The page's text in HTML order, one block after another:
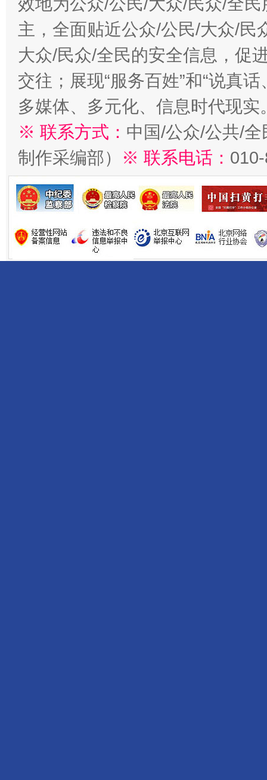
主，全面贴近公众/公民/大众/民
大众/民众/全民的安全信息，促
交往；展现“服务百姓”和“说真
多媒体、多元化、信息时代现实
※ 联系方式： 中国/公众/公共/
制作采编部）
※ 联系电话：